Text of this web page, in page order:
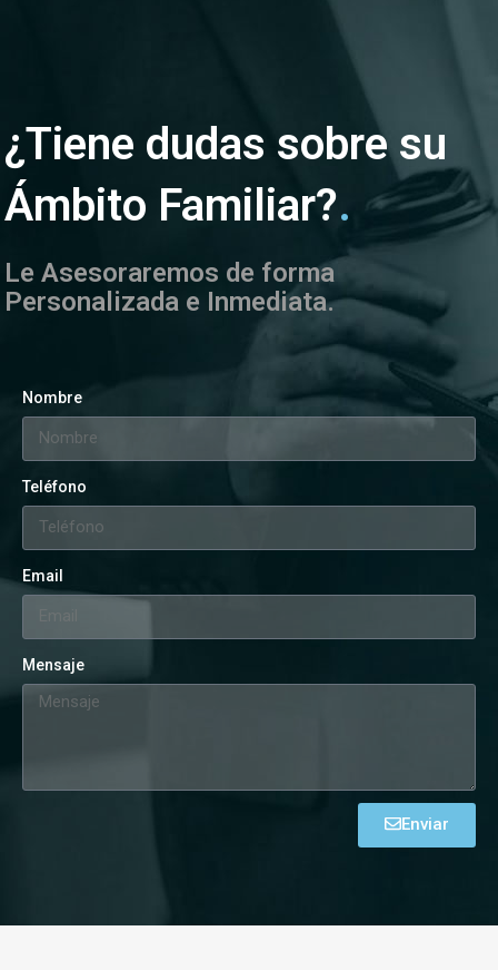
¿Tiene dudas sobre su
Ámbito Familiar?.
Le Asesoraremos de forma
Personalizada e Inmediata.
Nombre
Teléfono
Email
Mensaje
Enviar